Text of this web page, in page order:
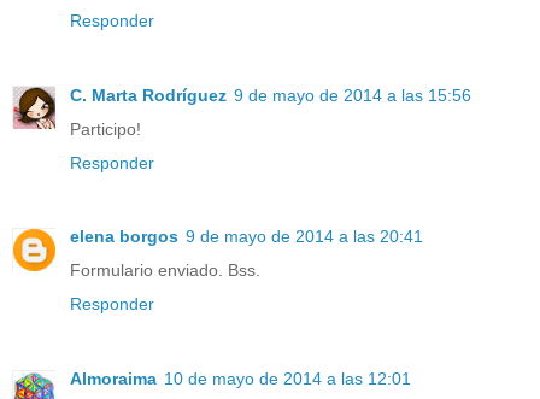
Responder
C. Marta Rodríguez 9 de mayo de 2014 a las 15:56
Participo!
Responder
elena borgos 9 de mayo de 2014 a las 20:41
Formulario enviado. Bss.
Responder
Almoraima 10 de mayo de 2014 a las 12:01